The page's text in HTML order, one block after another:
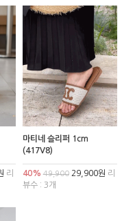
리
마티네 슬리퍼 1cm
(417V8)
40% 49,90029,900원 리
뷰수 : 3개